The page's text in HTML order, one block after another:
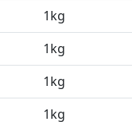
1kg
1kg
1kg
1kg